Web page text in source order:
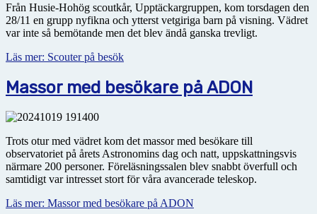
Från Husie-Hohög scoutkår, Upptäckargruppen, kom torsdagen den
28/11 en grupp nyfikna och ytterst vetgiriga barn på visning. Vädret
var inte så bemötande men det blev ändå ganska trevligt.
Läs mer: Scouter på besök
Massor med besökare på ADON
Trots otur med vädret kom det massor med besökare till
observatoriet på årets Astronomins dag och natt, uppskattningsvis
närmare 200 personer. Föreläsningssalen blev snabbt överfull och
samtidigt var intresset stort för våra avancerade teleskop.
Läs mer: Massor med besökare på ADON